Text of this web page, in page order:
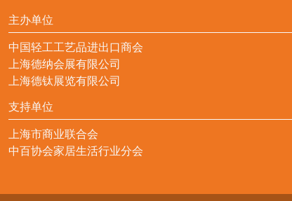
主办单位
中国轻工工艺品进出口商会
上海德纳会展有限公司
上海德钛展览有限公司
支持单位
上海市商业联合会
中百协会家居生活行业分会